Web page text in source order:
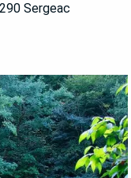
Sergeac